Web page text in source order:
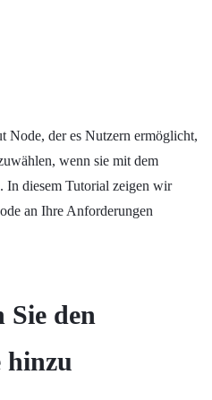
Node, der es Nutzern ermöglicht,
wenn sie mit dem
In diesem Tutorial zeigen wir
an Ihre Anforderungen
Sie den
hinzu